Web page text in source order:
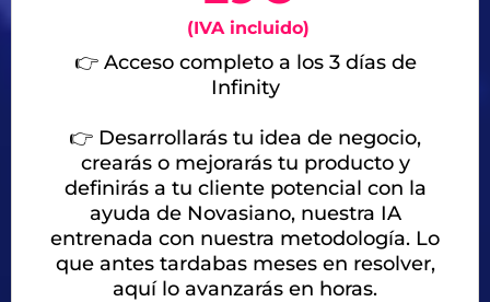
(IVA incluido)
👉 Acceso completo a los 3 días de
Infinity
👉 Desarrollarás tu idea de negocio,
crearás o mejorarás tu producto y
definirás a tu cliente potencial con la
ayuda de Novasiano, nuestra IA
entrenada con nuestra metodología. Lo
que antes tardabas meses en resolver,
aquí lo avanzarás en horas.